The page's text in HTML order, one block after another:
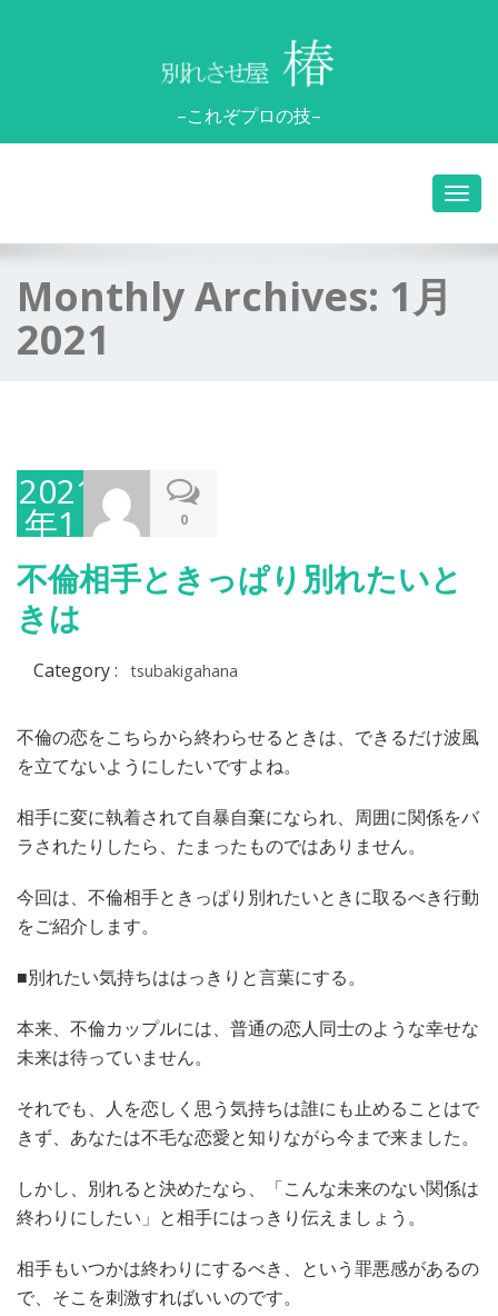
–これぞプロの技–
Monthly Archives: 1月
2021
2021
年1
月
29
日
0
不倫相手ときっぱり別れたいと
きは
Category : tsubakigahana
不倫の恋をこちらから終わらせるときは、できるだけ波風
を立てないようにしたいですよね。
相手に変に執着されて自暴自棄になられ、周囲に関係をバ
ラされたりしたら、たまったものではありません。
今回は、不倫相手ときっぱり別れたいときに取るべき行動
をご紹介します。
■別れたい気持ちははっきりと言葉にする。
本来、不倫カップルには、普通の恋人同士のような幸せな
未来は待っていません。
それでも、人を恋しく思う気持ちは誰にも止めることはで
きず、あなたは不毛な恋愛と知りながら今まで来ました。
しかし、別れると決めたなら、「こんな未来のない関係は
終わりにしたい」と相手にはっきり伝えましょう。
相手もいつかは終わりにするべき、という罪悪感があるの
で、そこを刺激すればいいのです。